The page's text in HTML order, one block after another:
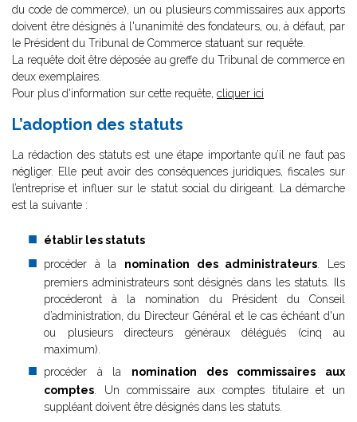
du code de commerce), un ou plusieurs commissaires aux apports
doivent être désignés à l'unanimité des fondateurs, ou, à défaut, par
le Président du Tribunal de Commerce statuant sur requête.
La requête doit être déposée au greffe du Tribunal de commerce en
deux exemplaires.
Pour plus d'information sur cette requête, cliquer ici
L’adoption des statuts
La rédaction des statuts est une étape importante qu’il ne faut pas
négliger. Elle peut avoir des conséquences juridiques, fiscales sur
l’entreprise et influer sur le statut social du dirigeant. La démarche
est la suivante :
établir les statuts
procéder à la nomination des administrateurs . Les
premiers administrateurs sont désignés dans les statuts. Ils
procéderont à la nomination du Président du Conseil
d’administration, du Directeur Général et le cas échéant d'un
ou plusieurs directeurs généraux délégués (cinq au
maximum).
procéder à la nomination des commissaires aux
comptes . Un commissaire aux comptes titulaire et un
suppléant doivent être désignés dans les statuts.